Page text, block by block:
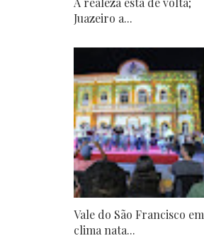
Juazeiro a...
Vale do São Francisco em
clima nata...